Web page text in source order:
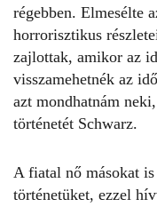
régebben. Elmesélte
horrorisztikus
zajlottak, amikor az
visszamehetnék az
azt mondhatnám
történetét Schwarz.
A fiatal nő másokat
történetüket, ezzel